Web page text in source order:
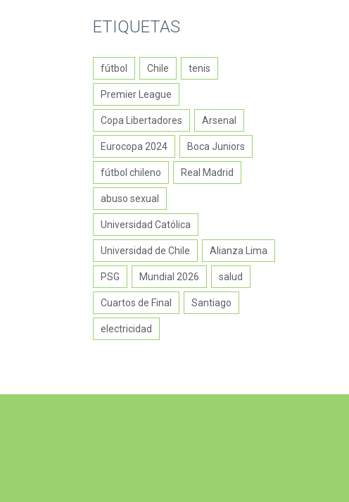
ETIQUETAS
fútbol Chile tenis
Premier League
Copa Libertadores Arsenal
Eurocopa 2024 Boca Juniors
fútbol chileno Real Madrid
abuso sexual
Universidad Católica
Universidad de Chile Alianza Lima
PSG Mundial 2026 salud
Cuartos de Final Santiago
electricidad